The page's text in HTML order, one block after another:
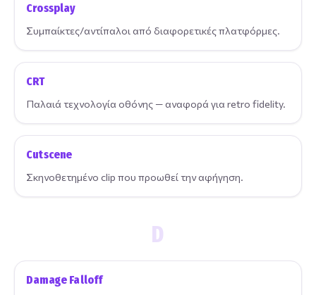
Crossplay
Συμπαίκτες/αντίπαλοι από διαφορετικές πλατφόρμες.
CRT
Παλαιά τεχνολογία οθόνης — αναφορά για retro fidelity.
Cutscene
Σκηνοθετημένο clip που προωθεί την αφήγηση.
D
Damage Falloff